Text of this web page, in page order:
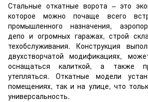
Стальные откатные ворота – это
которое можно почаще всего
промышленного назначения,
депо и огромных гаражах, строй
техобслуживания. Конструкция
двухстворчатой модификациях,
оснащаться калиткой, а также
утепляться. Откатные модели
помещениях, так и на улице, что
универсальность.